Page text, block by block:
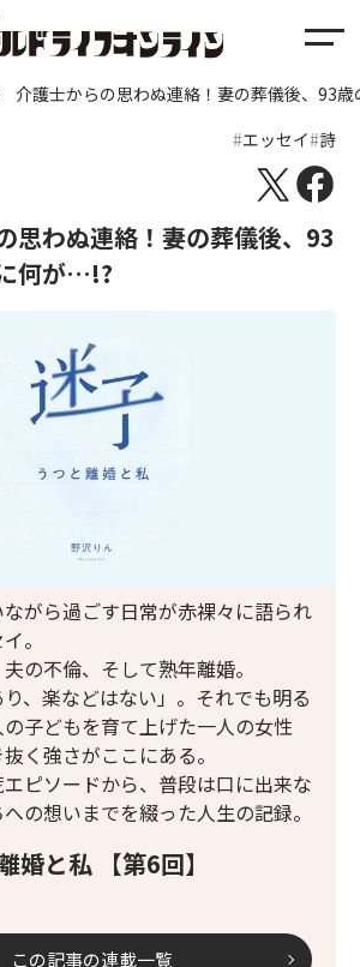
メ
ニ
ュ
ー
介護士からの思わぬ連絡！妻の葬儀後、93
エッセイ 詩
思わぬ連絡！妻の葬儀後、93
何が…!?
婚と私 【第6回】
がら過ごす日常が赤裸々に語られ
。
の不倫、そして熟年離婚。
り、楽などはない」。それでも明る
子どもを育て上げた一人の女性
く強さがここにある。
ピソードから、普段は口に出来な
の想いまでを綴った人生の記録。
この記事の連載一覧